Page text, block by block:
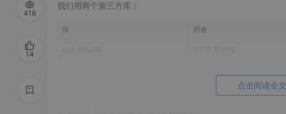
我们用两个第三方库：
库 用途
点击阅读全文
416
14